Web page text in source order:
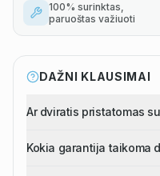
100% surinktas,
paruoštas važiuoti
DAŽNI KLAUSIMAI
Ar dviratis pristatomas
Kokia garantija taikoma